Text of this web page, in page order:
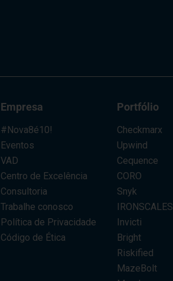
Empresa
#Nova8é10!
Eventos
VAD
Centro de Excelência
Consultoria
Trabalhe conosco
Política de Privacidade
Código de Ética
Portfólio
Checkmarx
Upwind
Cequence
CORO
Snyk
IRONSCALES
Invicti
Bright
Riskified
MazeBolt